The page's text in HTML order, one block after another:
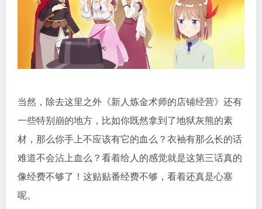
当然，除去这里之外《新人炼金术师的店铺经营》还有
一些特别崩的地方，比如你既然拿到了地狱灰熊的素
材，那么你手上不应该有它的血么？衣袖有那么长的话
难道不会沾上血么？看着给人的感觉就是这第三话真的
像经费不够了！这贴贴番经费不够，看着还真是心塞
呢。